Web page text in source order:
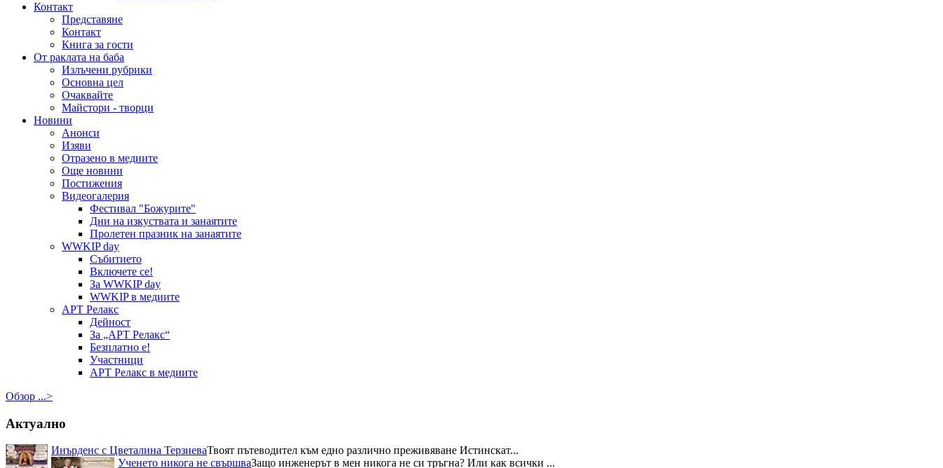
Контакт
Представяне
Контакт
Книга за гости
От раклата на баба
Излъчени рубрики
Основна цел
Очаквайте
Майстори - творци
Новини
Анонси
Изяви
Отразено в медиите
Още новини
Постижения
Видеогалерия
Фестивал "Божурите"
Дни на изкуствата и занаятите
Пролетен празник на занаятите
WWKIP day
Събитието
Включете се!
За WWKIP day
WWKIP в медиите
АРТ Релакс
Дейност
За „АРТ Релакс“
Безплатно е!
Участници
АРТ Релакс в медиите
Обзор ...>
Актуално
Инърденс с Цветалина ТерзиеваТвоят пътеводител към едно различно преживяване Истинскат...
Ученето никога не свършваЗащо инженерът в мен никога не си тръгна? Или как всички ...